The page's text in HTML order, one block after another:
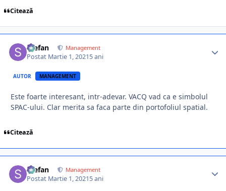
Citează
Stefan Management
Postat Martie 1, 20215 ani
AUTOR MANAGEMENT
Este foarte interesant, intr-adevar. VACQ vad ca e simbolul
SPAC-ului. Clar merita sa faca parte din portofoliul spatial.
Citează
Stefan Management
Postat Martie 1, 20215 ani